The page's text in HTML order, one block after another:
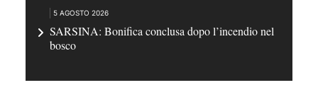
5 AGOSTO 2026
SARSINA: Bonifica conclusa dopo l’incendio nel
bosco